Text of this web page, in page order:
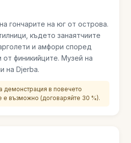
гончарите на юг от острова.
където занаятчиите
и амфори според
от финикийците. Музей на
на Djerba.
демонстрация в повечето
е възможно (договаряйте 30 %).